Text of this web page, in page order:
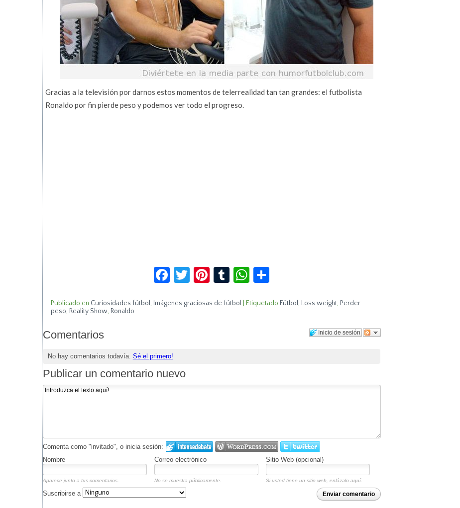
Gracias a la televisión por darnos estos momentos de telerrealidad tan tan grandes: el futbolista
Ronaldo por fin pierde peso y podemos ver todo el progreso.
Facebook
Twitter
Pinterest
TumblrWhatsApp
Publicado en Curiosidades fútbol , Imágenes graciosas de fútbol Etiquetado Fútbol , Loss weight, Perder
peso, Reality Show, Ronaldo
Inicio de sesión
Comentarios
No hay comentarios todavía. Sé el primero!
Publicar un comentario nuevo
Comenta como "invitado", o inicia sesión:
Nombre
Correo electrónico Sitio Web (opcional)
Aparece junto a tus comentarios. No se muestra públicamente. Si usted tiene un sitio web, enlázalo aquí.
Enviar comentario
Suscribirse a